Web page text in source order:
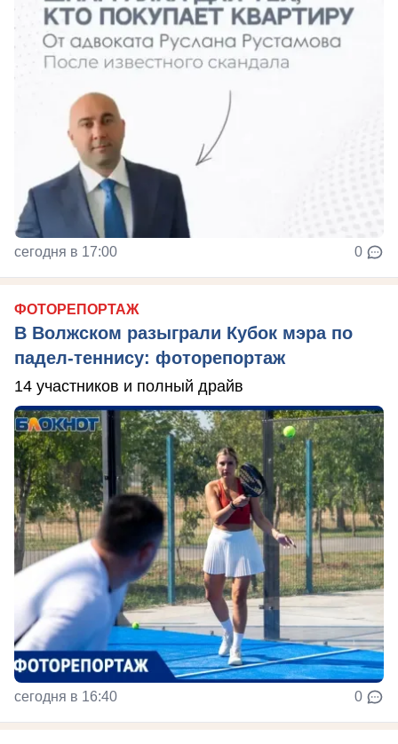
сегодня в 17:00 0
ФОТОРЕПОРТАЖ
В Волжском разыграли Кубок мэра по
падел-теннису: фоторепортаж
14 участников и полный драйв
сегодня в 16:40 0